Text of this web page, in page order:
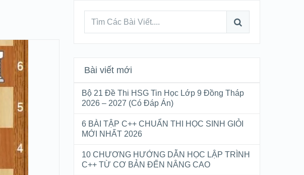
Bài viết mới
Bộ 21 Đề Thi HSG Tin Học Lớp 9 Đồng Tháp
2026 – 2027 (Có Đáp Án)
6 BÀI TẬP C++ CHUẨN THI HỌC SINH GIỎI
MỚI NHẤT 2026
10 CHƯƠNG HƯỚNG DẪN HỌC LẬP TRÌNH
C++ TỪ CƠ BẢN ĐẾN NÂNG CAO